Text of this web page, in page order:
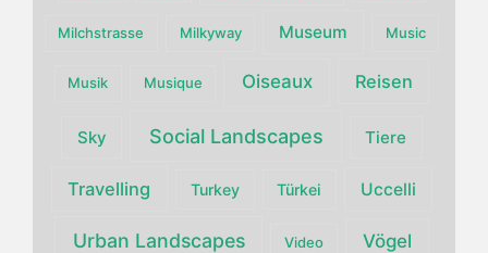
Milchstrasse Milkyway Museum Music
Musik Musique Oiseaux Reisen
Sky Social Landscapes Tiere
Travelling Turkey Türkei Uccelli
Urban Landscapes Video Vögel